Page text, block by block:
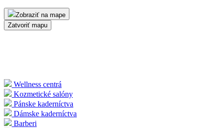
Zobraziť na mape
Zatvoriť mapu
Wellness centrá
Kozmetické salóny
Pánske kaderníctva
Dámske kaderníctva
Barberi